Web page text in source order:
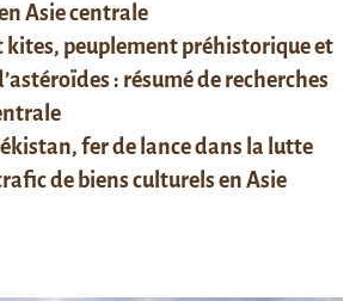
Asie centrale
kites, peuplement préhistorique et
: résumé de recherches
fer de lance dans la lutte
de biens culturels en Asie